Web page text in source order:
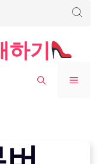
하기
MENU